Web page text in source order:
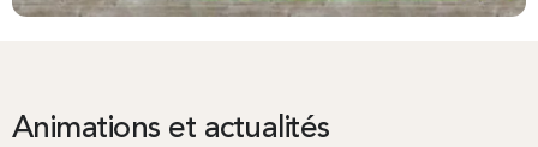
Animations et actualités